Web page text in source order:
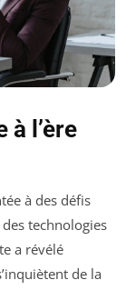
à l’ère
à des défis
technologies
a révélé
de la